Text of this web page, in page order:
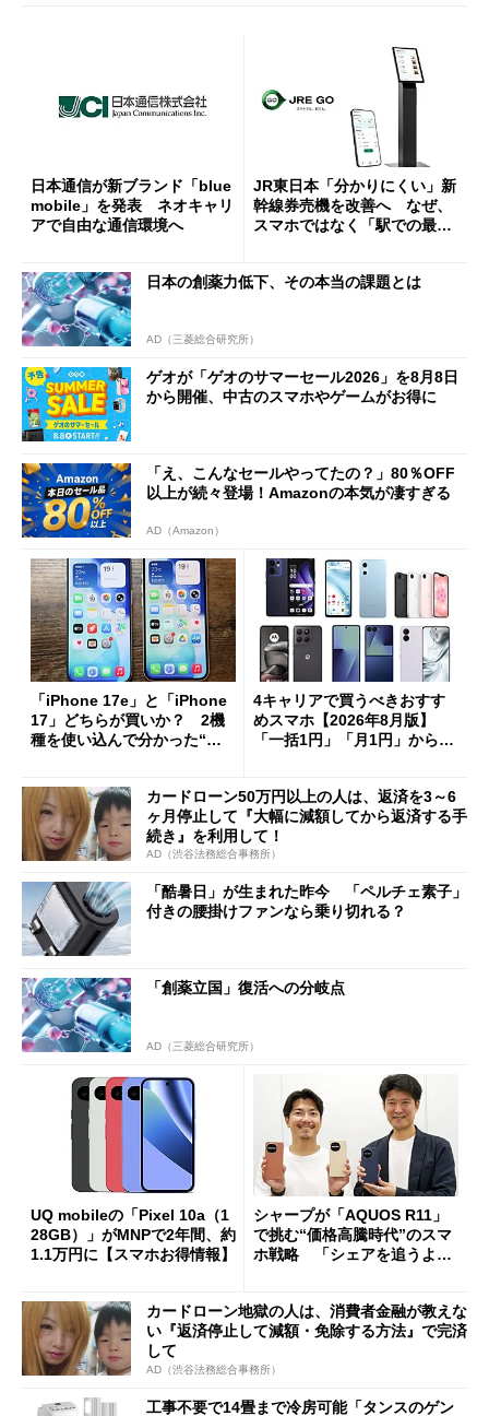
日本通信が新ブランド「blue
mobile」を発表 ネオキャリ
アで自由な通信環境へ
JR東日本「分かりにくい」新
幹線券売機を改善へ なぜ、
スマホではなく「駅での最短
日本の創薬力低下、その本当の課題とは
AD（三菱総合研究所）
ゲオが「ゲオのサマーセール2026」を8月8日
から開催、中古のスマホやゲームがお得に
「え、こんなセールやってたの？」80％OFF
以上が続々登場！Amazonの本気が凄すぎる
AD（Amazon）
「iPhone 17e」と「iPhone
17」どちらが買いか？ 2機
種を使い込んで分かった“ス
4キャリアで買うべきおすす
めスマホ【2026年8月版】
「一括1円」「月1円」からお
カードローン50万円以上の人は、返済を3～6
ヶ月停止して『大幅に減額してから返済する手
続き』を利用して！
AD（渋谷法務総合事務所）
「酷暑日」が生まれた昨今 「ペルチェ素子」
付きの腰掛けファンなら乗り切れる？
「創薬立国」復活への分岐点
AD（三菱総合研究所）
UQ mobileの「Pixel 10a（1
28GB）」がMNPで2年間、約
1.1万円に【スマホお得情報】
シャープが「AQUOS R11」
で挑む“価格高騰時代”のスマ
ホ戦略 「シェアを追うより
カードローン地獄の人は、消費者金融が教えな
い『返済停止して減額・免除する方法』で完済
して
AD（渋谷法務総合事務所）
工事不要で14畳まで冷房可能「タンスのゲン